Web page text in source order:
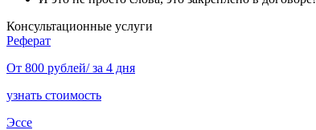
Консультационные услуги
Реферат
От 800 рублей/ за 4 дня
узнать стоимость
Эссе